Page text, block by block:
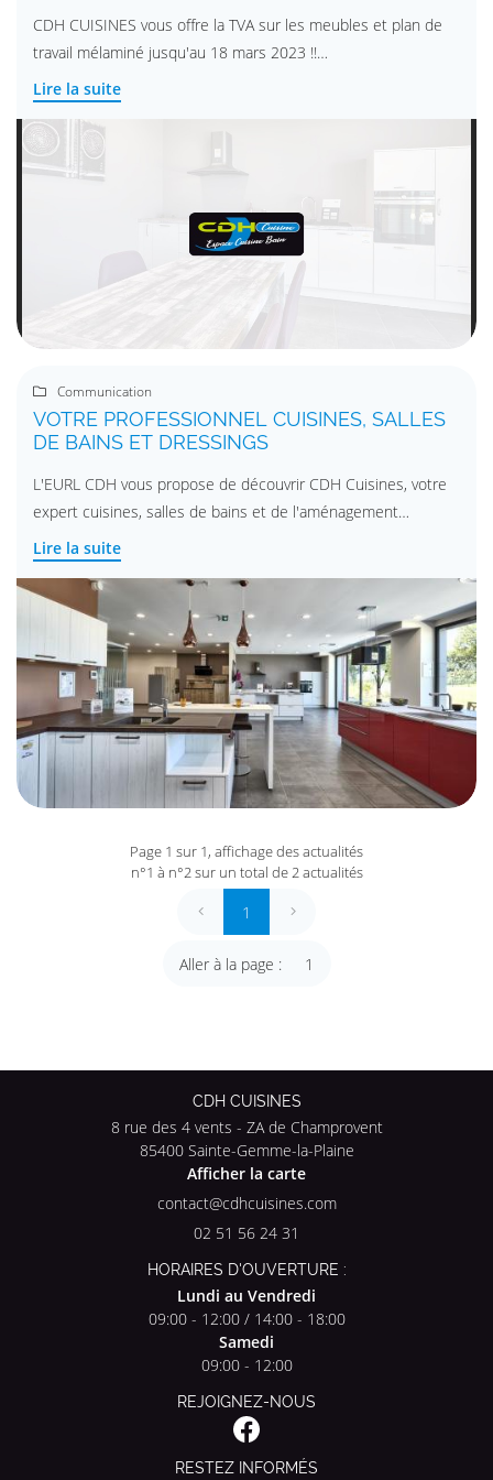
Accueil
Cuisines
de bains
intérieur
En images
Avis
Actualités
02 51 56 24
RESTEZ
INSCRIPTION
CDH
CDH CUISINES vous offre la TVA sur les meubles et plan de
travail mélaminé jusqu'au 18 mars 2023 !!
Venez découvrir toutes nos offres en magasin.
Lire la suite
 Communication
VOTRE PROFESSIONNEL CUISINES, SALLES
DE BAINS ET DRESSINGS
L'EURL CDH vous propose de découvrir CDH Cuisines, votre
expert cuisines, salles de bains et de l'aménagement
intérieur.
Venez nous rencontrer dans notre showroom ou bien
retrouver toutes les informations utiles sur notre nouveau
site Internet.
Bonne visite !
Lire la suite
Page 1 sur 1, affichage des actualités
n°1 à n°2 sur un total de 2actualités
1
Aller à la page :
CDH CUISINES
8 rue des 4 vents - ZA de Champrovent
85400 Sainte-Gemme-la-Plaine
Afficher la carte
02 51 56 24 31
HORAIRES D'OUVERTURE :
Lundi au Vendredi
09:00 - 12:00 / 14:00 - 18:00
Samedi
09:00 - 12:00
REJOIGNEZ-NOUS
RESTEZ INFORMÉS